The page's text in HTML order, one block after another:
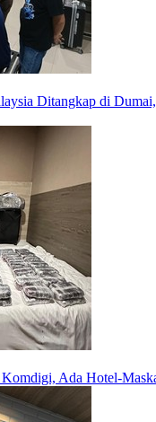
Ditangkap di
Ada Hotel-